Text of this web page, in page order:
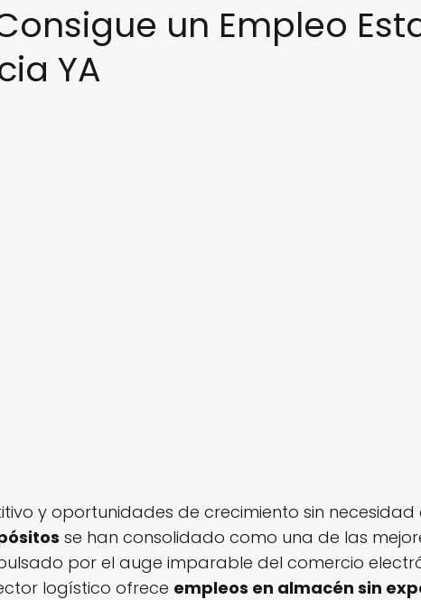
un Empleo
YA
y oportunidades de crecimiento sin
se han consolidado como una de las
por el auge imparable del comercio
logístico ofrece empleos en almacén sin